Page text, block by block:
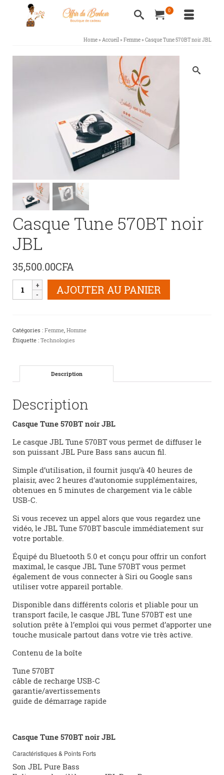
0
Home» Accueil» Femme» Casque Tune 570BT noir JBL
Casque Tune 570BT noir
JBL
35,500.00CFA
quantité
noir
JBL
AJOUTER AU PANIER
Catégories : Femme, Homme
Étiquette : Technologies
Description
Description
Casque Tune 570BT noir JBL
Le casque JBL Tune 570BT vous permet de diffuser le
son puissant JBL Pure Bass sans aucun fil.
Simple d’utilisation, il fournit jusqu’à 40 heures de
plaisir, avec 2 heures d’autonomie supplémentaires,
obtenues en 5 minutes de chargement via le câble
USB-C.
Si vous recevez un appel alors que vous regardez une
vidéo, le JBL Tune 570BT bascule immédiatement sur
votre portable.
Équipé du Bluetooth 5.0 et conçu pour offrir un confort
maximal, le casque JBL Tune 570BT vous permet
également de vous connecter à Siri ou Google sans
utiliser votre appareil portable.
Disponible dans différents coloris et pliable pour un
transport facile, le casque JBL Tune 570BT est une
solution prête à l’emploi qui vous permet d’apporter une
touche musicale partout dans votre vie très active.
Contenu de la boîte
Tune 570BT
câble de recharge USB-C
garantie/avertissements
guide de démarrage rapide
Casque Tune 570BT noir JBL
Caractéristiques & Points Forts
Son JBL Pure Bass